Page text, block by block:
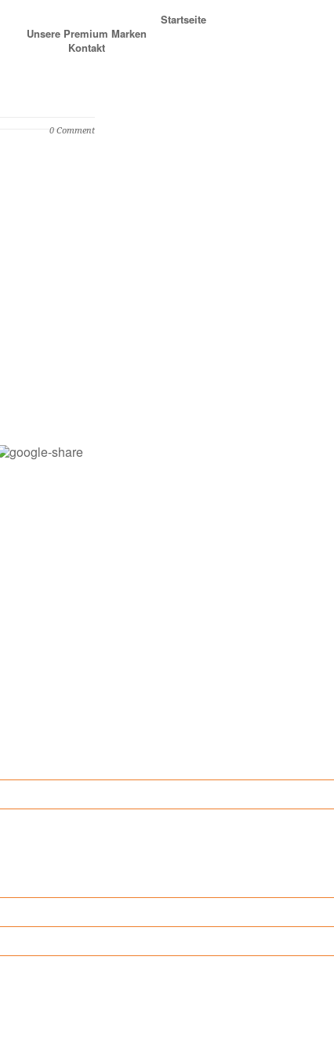
Startseite
Unsere Premium Marken
Kontakt
0 Comment